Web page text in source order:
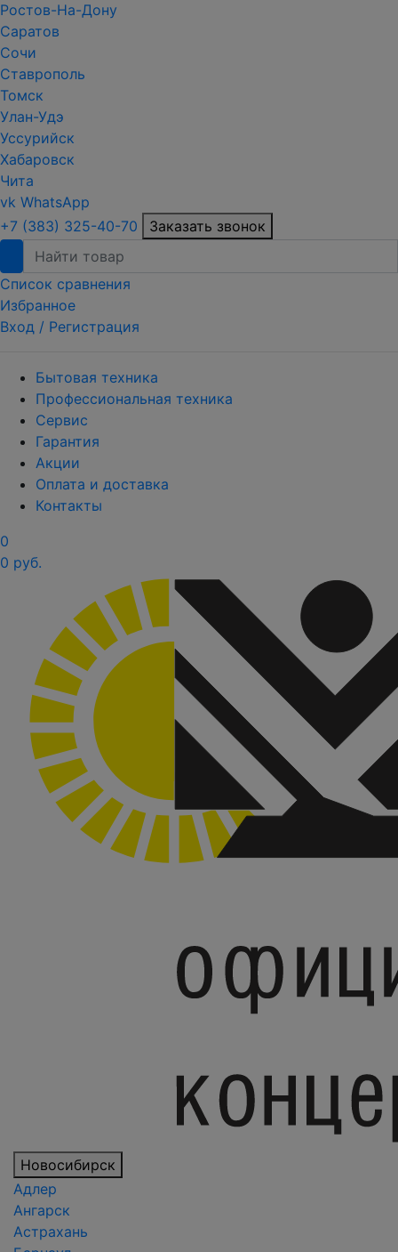
Ростов-На-Дону
Саратов
Сочи
Ставрополь
Томск
Улан-Удэ
Уссурийск
Хабаровск
Чита
vk WhatsApp
+7 (383) 325-40-70
Заказать звонок
Список сравнения
Избранное
Вход / Регистрация
Бытовая техника
Профессиональная техника
Сервис
Гарантия
Акции
Оплата и доставка
Контакты
0
0 руб.
Новосибирск
Адлер
Ангарск
Астрахань